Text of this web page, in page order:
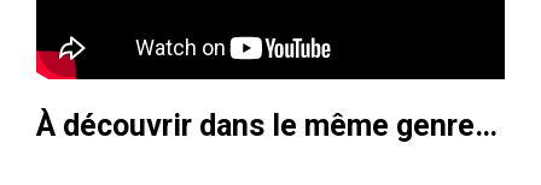
À découvrir dans le même genre…